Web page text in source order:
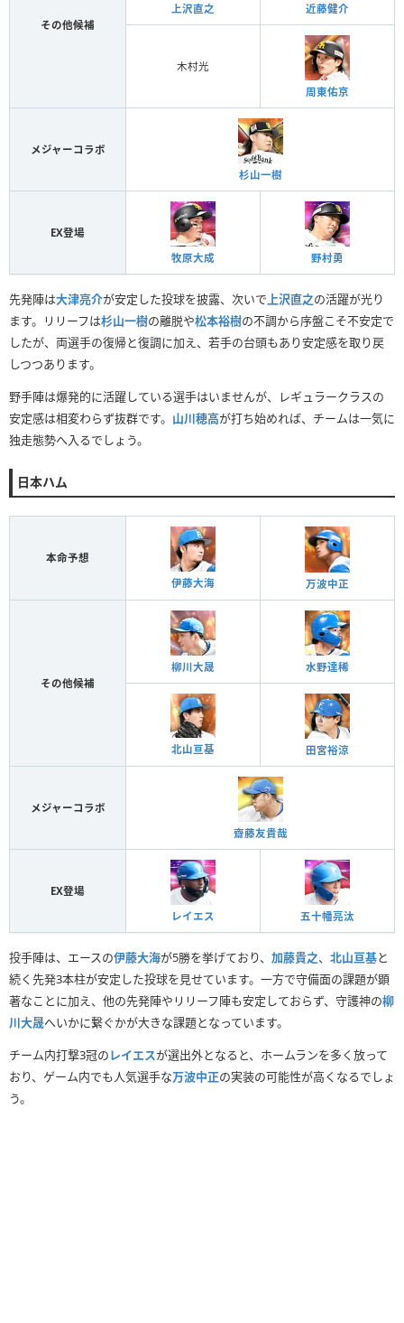
その他候補
上沢直之 近藤健介
木村光
周東佑京
メジャーコラボ
杉山一樹
EX登場
牧原大成
野村勇
先発陣は大津亮介が安定した投球を披露、次いで 上沢直之の活躍が光り
ます。リリーフは杉山一樹の離脱や松本裕樹の不調から序盤こそ不安定で
したが、両選手の復帰と復調に加え、若手の台頭もあり安定感を取り戻
しつつあります。
野手陣は爆発的に活躍している選手はいませんが、レギュラークラスの
安定感は相変わらず抜群です。 山川穂高が打ち始めれば、チームは一気に
独走態勢へ入るでしょう。
日本ハム
本命予想
伊藤大海
万波中正
その他候補
柳川大晟 水野達稀
北山亘基 田宮裕涼
メジャーコラボ
齋藤友貴哉
EX登場
レイエス
五十幡亮汰
投手陣は、エースの伊藤大海が5勝を挙げており、 加藤貴之、 北山亘基と
続く先発3本柱が安定した投球を見せています。一方で守備面の課題が顕
著なことに加え、他の先発陣やリリーフ陣も安定しておらず、守護神の柳
川大晟へいかに繋ぐかが大きな課題となっています。
チーム内打撃3冠のレイエスが選出外となると、ホームランを多く放って
おり、ゲーム内でも人気選手な万波中正の実装の可能性が高くなるでしょ
う。